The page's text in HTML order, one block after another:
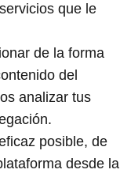
que le
de la forma
del
analizar tus
posible, de
desde la